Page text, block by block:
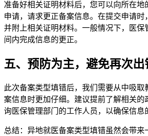
准备好相关证明材料后，您可以向所在地
申请，请求更正备案信息。在提交申请时
并附上相关证明材料。一般情况下，医保
间内完成信息的更正。
五、预防为主，避免再次出
此次备案类型填错后，我们需要从中吸取
案信息时更加仔细。建议提前了解相关的
询医保管理部门的工作人员，以确保信息
总结：异地就医备案类型填错虽然会带来